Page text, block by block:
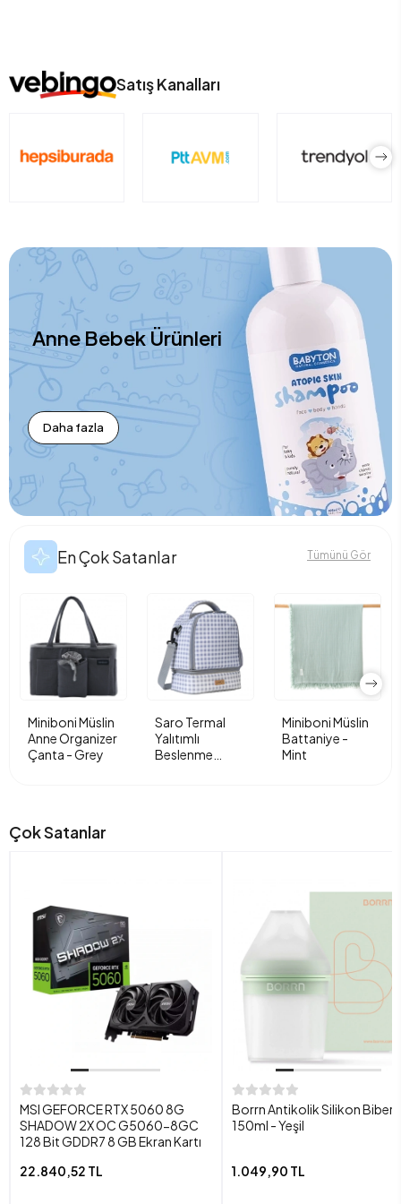
Satış Kanalları
Anne Bebek Ürünleri
Daha fazla
En Çok Satanlar Tümünü Gör
Miniboni Müslin
Anne Organizer
Çanta - Grey
Saro Termal
Yalıtımlı
Beslenme
Miniboni Müslin
Battaniye -
Mint
Çok Satanlar
MSI GEFORCE RTX 5060 8G
SHADOW 2X OC G5060-8GC
128 Bit GDDR7 8 GB Ekran Kartı
22.840,52 TL
Borrn Antikolik Silikon
150ml - Yeşil
1.049,90 TL